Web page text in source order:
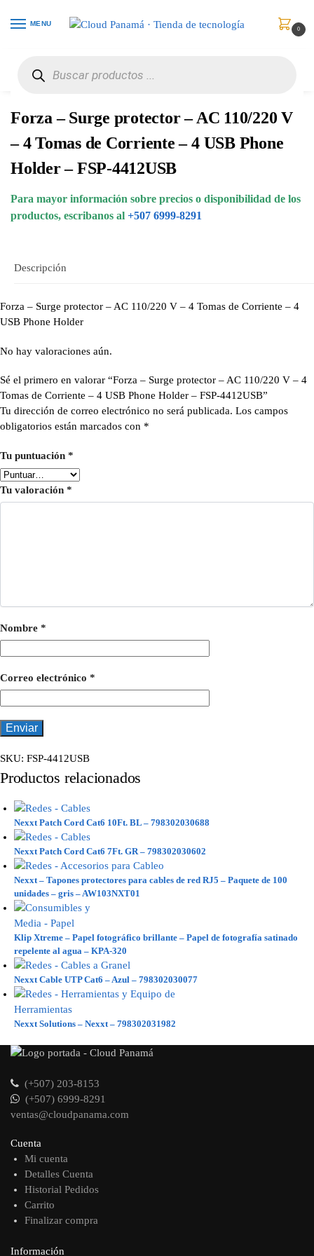
MENU
0
Forza – Surge protector – AC 110/220 V
– 4 Tomas de Corriente – 4 USB Phone
Holder – FSP-4412USB
Para mayor información sobre precios o disponibilidad de los
productos, escribanos al +507 6999-8291
Descripción
Forza – Surge protector – AC 110/220 V – 4 Tomas de Corriente – 4
USB Phone Holder
No hay valoraciones aún.
Sé el primero en valorar “Forza – Surge protector – AC 110/220 V – 4
Tomas de Corriente – 4 USB Phone Holder – FSP-4412USB”
Tu dirección de correo electrónico no será publicada. Los campos
obligatorios están marcados con *
Tu puntuación *
Tu valoración *
Nombre *
Correo electrónico *
SKU: FSP-4412USB
Productos relacionados
Nexxt Patch Cord Cat6 10Ft. BL – 798302030688
Nexxt Patch Cord Cat6 7Ft. GR – 798302030602
Nexxt – Tapones protectores para cables de red RJ5 – Paquete de 100
unidades – gris – AW103NXT01
Klip Xtreme – Papel fotográfico brillante – Papel de fotografía satinado
repelente al agua – KPA-320
Nexxt Cable UTP Cat6 – Azul – 798302030077
Nexxt Solutions – Nexxt – 798302031982
(+507) 203-8153
(+507) 6999-8291
ventas@cloudpanama.com
Cuenta
Mi cuenta
Detalles Cuenta
Historial Pedidos
Carrito
Finalizar compra
Información